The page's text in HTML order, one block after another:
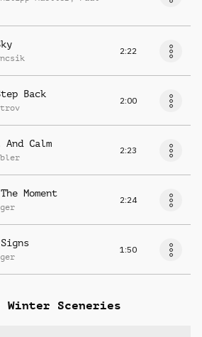
2:22
Back
2:00
Calm
2:23
Moment
2:24
1:50
Winter Sceneries